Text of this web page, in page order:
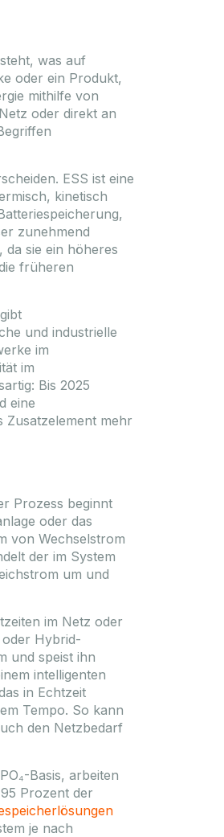
was auf
oder ein Produkt,
mithilfe von
oder direkt an
ESS ist eine
kinetisch
zunehmend
da sie ein höheres
früheren
und industrielle
im
im
Bis 2025
eine
Zusatzelement mehr
Prozess beginnt
oder das
von Wechselstrom
der im System
um und
im Netz oder
Hybrid-
und speist ihn
intelligenten
in Echtzeit
Tempo. So kann
den Netzbedarf
Basis, arbeiten
Prozent der
je nach
EPDM rubber
MOS-MKT-F10-EPDM
Paket
TO FAVOURITES
/ Anmelden